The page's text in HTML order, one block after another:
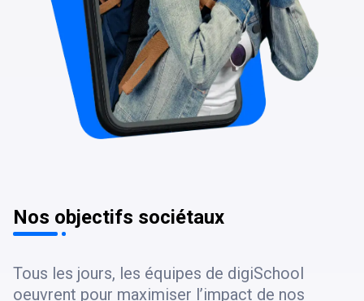
Nos objectifs sociétaux
Tous les jours, les équipes de digiSchool
oeuvrent pour maximiser l’impact de nos